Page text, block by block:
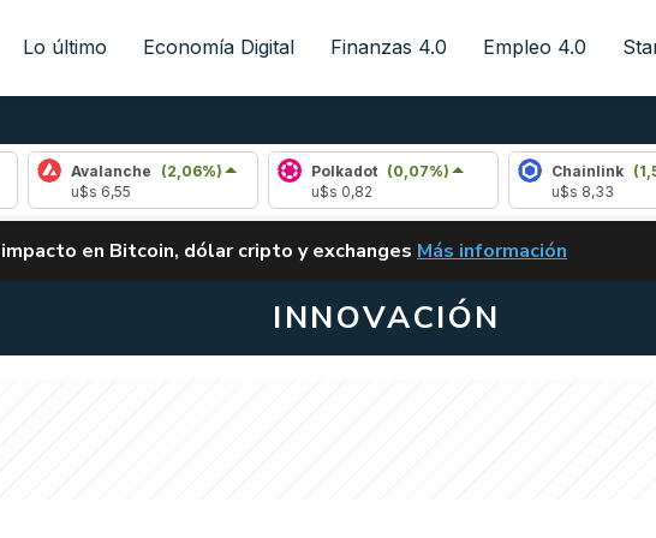
Lo último Economía Digital Finanzas 4.0 Empleo 4.0
(2,06%)
Polkadot (0,07%)
Chainlink (1,51%)
en Bitcoin, dólar cripto y exchanges CLARITY ACT EN
Más información
INNOVACIÓN